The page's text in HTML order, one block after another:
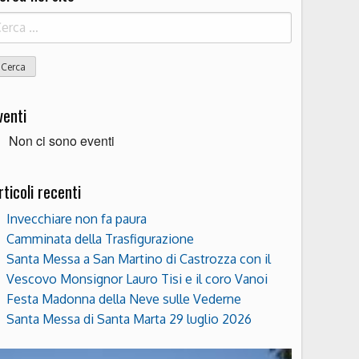
Non ci sono eventi
recenti
Invecchiare non fa paura
Camminata della Trasfigurazione
Santa Messa a San Martino di Castrozza con il
Vescovo Monsignor Lauro Tisi e il coro Vanoi
Festa Madonna della Neve sulle Vederne
Santa Messa di Santa Marta 29 luglio 2026